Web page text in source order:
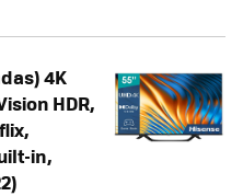
4K
HDR,
in,